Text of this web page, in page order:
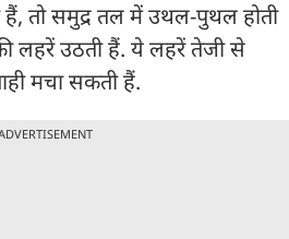
तो समुद्र तल में उथल-पुथल होती
लहरें उठती हैं. ये लहरें तेजी से
मचा सकती हैं.